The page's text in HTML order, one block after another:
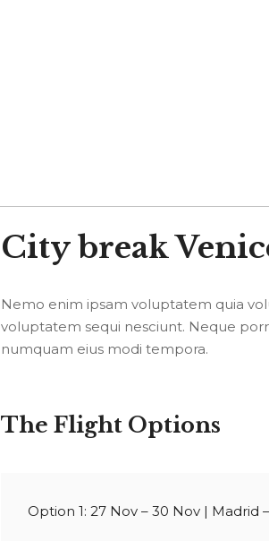
City break
Nemo enim ipsam voluptatem quia
voluptatem sequi nesciunt. Neque
numquam eius modi tempora.
The Flight Options
Option 1: 27 Nov – 30 Nov | Madrid